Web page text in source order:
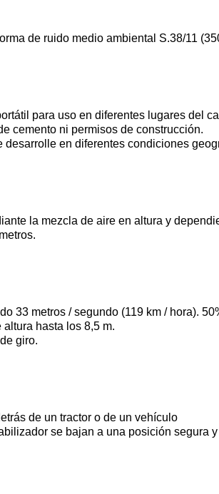
de ruido medio ambiental S.38/11
para uso en diferentes lugares del
cemento ni permisos de construcción.
desarrolle en diferentes condiciones
la mezcla de aire en altura y
33 metros / segundo (119 km / hora).
hasta los 8,5 m.
giro.
de un tractor o de un vehículo
se bajan a una posición segura